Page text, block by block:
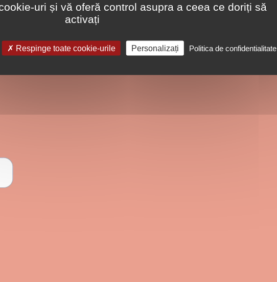
uri și vă oferă control asupra a ceea ce doriți să
activați
Respinge toate cookie-urile Personalizați Politica de confidentialitate